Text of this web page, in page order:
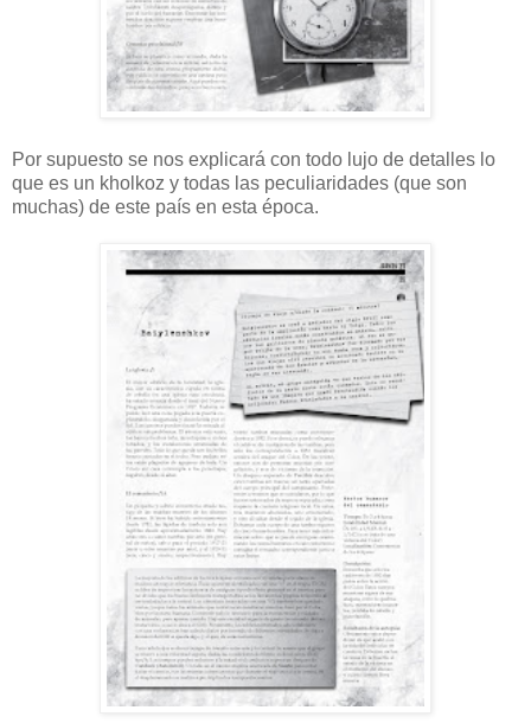
Por supuesto se nos explicará con todo lujo de detalles lo
que es un kholkoz y todas las peculiaridades (que son
muchas) de este país en esta época.